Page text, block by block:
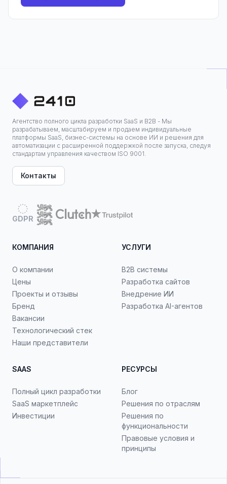
Агентство полного цикла разработки SaaS и B2B - Мы
разрабатываем, масштабируем и продаем индивидуальные
платформы SaaS, бизнес-системы на основе ИИ и решения для
автоматизации с расширенной поддержкой после запуска, следуя
стандартам управления качеством ISO 9001.
Контакты
GDPR
КОМПАНИЯ
О компании
Цены
Проекты и отзывы
Бренд
Вакансии
Технологический стек
Наши представители
УСЛУГИ
B2B системы
Разработка сайтов
Внедрение ИИ
Разработка AI-агентов
SAAS
Полный цикл разработки
SaaS маркетплейс
Инвестиции
РЕСУРСЫ
Блог
Решения по отраслям
Решения по
функциональности
Правовые условия и
принципы